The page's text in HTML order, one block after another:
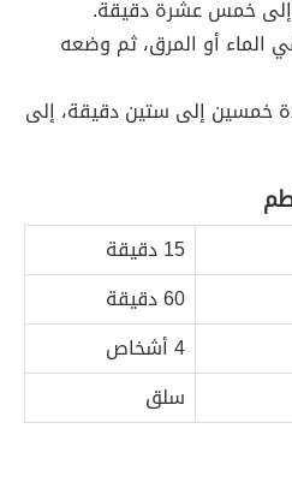
خمس عشرة دقيقة.
الماء أو المرق، ثم وضعه
خمسين إلى ستين دقيقة، إلى
15 دقيقة
60 دقيقة
4 أشخاص
سلق